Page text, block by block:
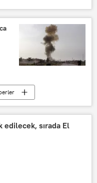
edilecek, sırada El